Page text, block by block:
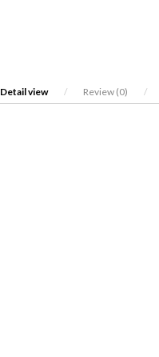
Detail view / Review (0) /